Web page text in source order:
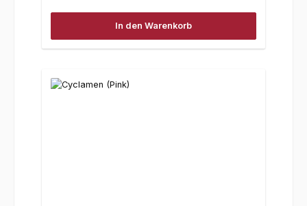
In den Warenkorb